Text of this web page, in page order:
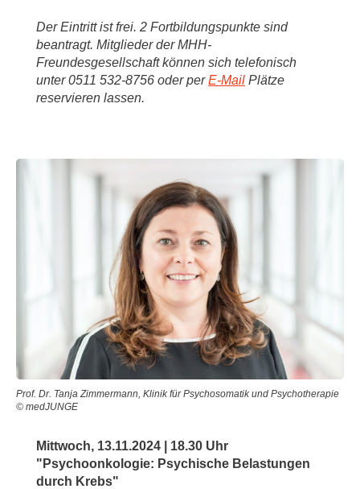
Der Eintritt ist frei. 2 Fortbildungspunkte sind
beantragt. Mitglieder der MHH-
Freundesgesellschaft können sich telefonisch
unter 0511 532-8756 oder perE-Mail Plätze
reservieren lassen.
Prof. Dr. Tanja Zimmermann, Klinik für Psychosomatik und Psychotherapie
© medJUNGE
Mittwoch, 13.11.2024 | 18.30 Uhr
"Psychoonkologie: Psychische Belastungen
durch Krebs"